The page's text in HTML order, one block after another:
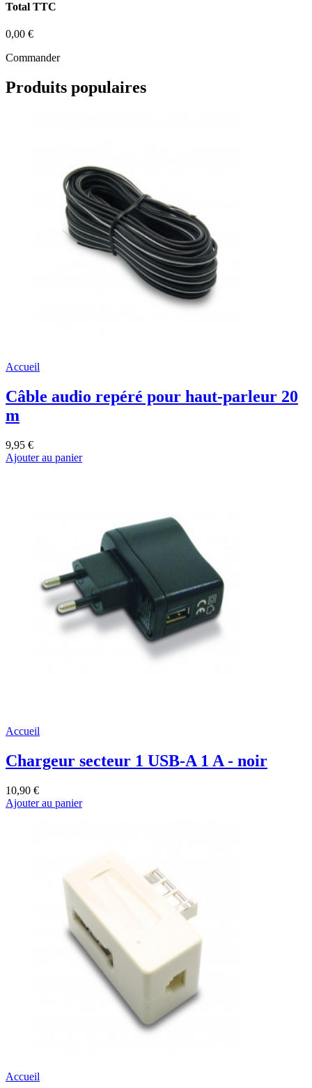
Total TTC
0,00 €
Commander
Produits populaires
Accueil
Câble audio repéré pour haut-parleur 20
m
9,95 €
Ajouter au panier
Accueil
Chargeur secteur 1 USB-A 1 A - noir
10,90 €
Ajouter au panier
Accueil